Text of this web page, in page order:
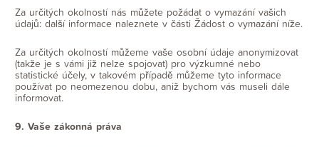
Za určitých okolností nás můžete požádat o vymazání vašich
údajů: další informace naleznete v části Žádost o vymazání níže.
Za určitých okolností můžeme vaše osobní údaje anonymizovat
(takže je s vámi již nelze spojovat) pro výzkumné nebo
statistické účely, v takovém případě můžeme tyto informace
používat po neomezenou dobu, aniž bychom vás museli dále
informovat.
9. Vaše zákonná práva